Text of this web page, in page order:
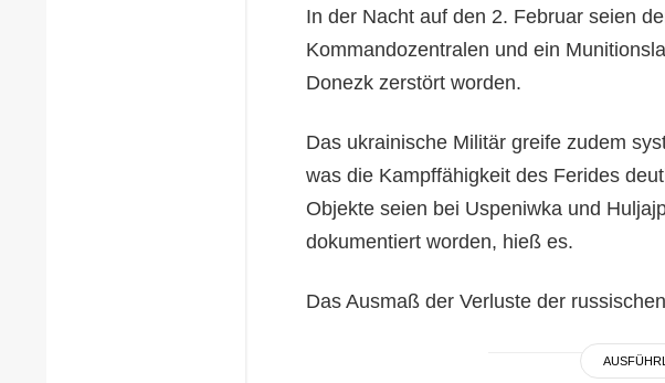
In der Nacht auf den 2. Februar seien
Kommandozentralen und ein
Donezk zerstört worden.
Das ukrainische Militär greife zudem
was die Kampffähigkeit des Ferides
Objekte seien bei Uspeniwka und
dokumentiert worden, hieß es.
Das Ausmaß der Verluste der